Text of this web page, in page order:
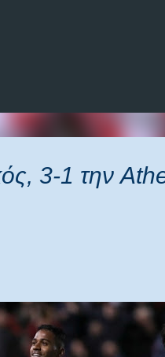
3-1 την